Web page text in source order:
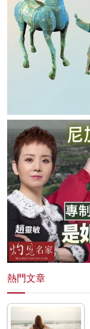
熱門文章